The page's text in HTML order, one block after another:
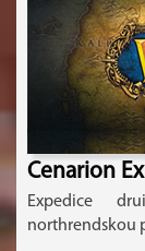
Cenarion
Expedice
northrendskou